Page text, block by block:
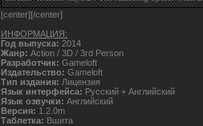
[center][/center]
ИНФОРМАЦИЯ:
Год выпуска: 2014
Жанр: Action / 3D / 3rd Person
Разработчик: Gameloft
Издательство: Gameloft
Тип издания: Лицензия
Язык интерфейса: Русский + Английский
Язык озвучки: Английский
Версия: 1.2.0m
Таблетка: Вшита